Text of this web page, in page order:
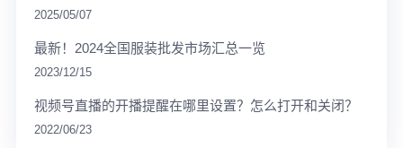
2025/05/07
最新！2024全国服装批发市场汇总一览
2023/12/15
视频号直播的开播提醒在哪里设置？怎么打开和关闭？
2022/06/23